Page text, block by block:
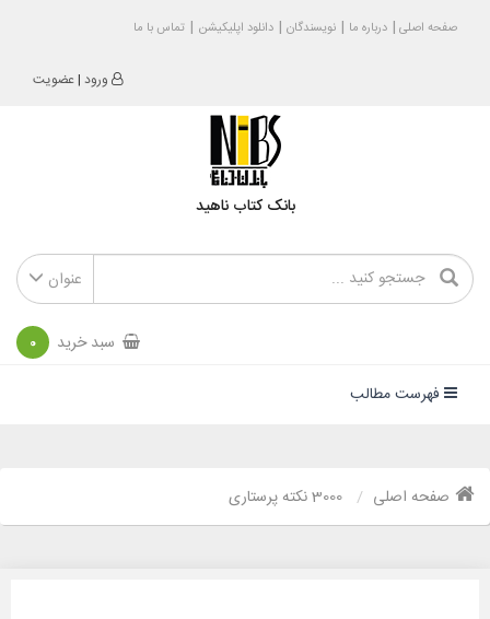
صفحه اصلی درباره ما نویسندگان دانلود اپلیکیشن تماس با ما
ورود |عضویت
بانک کتاب ناهید
عنوان
سبد خرید 0
فهرست مطالب
صفحه اصلی